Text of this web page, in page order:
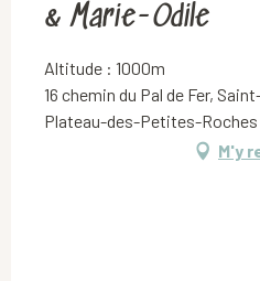
& Marie-Odile
Altitude : 1000m
16 chemin du Pal de Fer,
Plateau-des-Petites-Roches
M'y